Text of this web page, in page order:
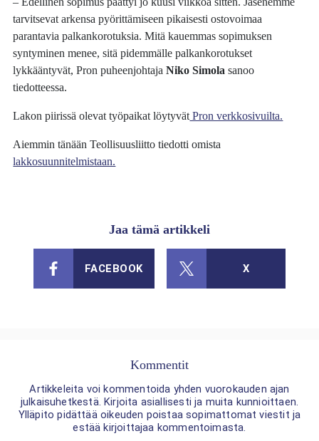
tarvitsevat arkensa pyörittämiseen pikaisesti ostovoimaa
parantavia palkankorotuksia. Mitä kauemmas sopimuksen
syntyminen menee, sitä pidemmälle palkankorotukset
lykkääntyvät, Pron puheenjohtajaNiko Simolasanoo
tiedotteessa.
Lakon piirissä olevat työpaikat löytyvätPron verkkosivuilta.
Aiemmin tänään Teollisuusliitto tiedotti omista
lakkosuunnitelmistaan.
Jaa tämä artikkeli
FACEBOOK X
Kommentit
Artikkeleita voi kommentoida yhden vuorokauden ajan
julkaisuhetkestä. Kirjoita asiallisesti ja muita kunnioittaen.
Ylläpito pidättää oikeuden poistaa sopimattomat viestit ja
estää kirjoittajaa kommentoimasta.